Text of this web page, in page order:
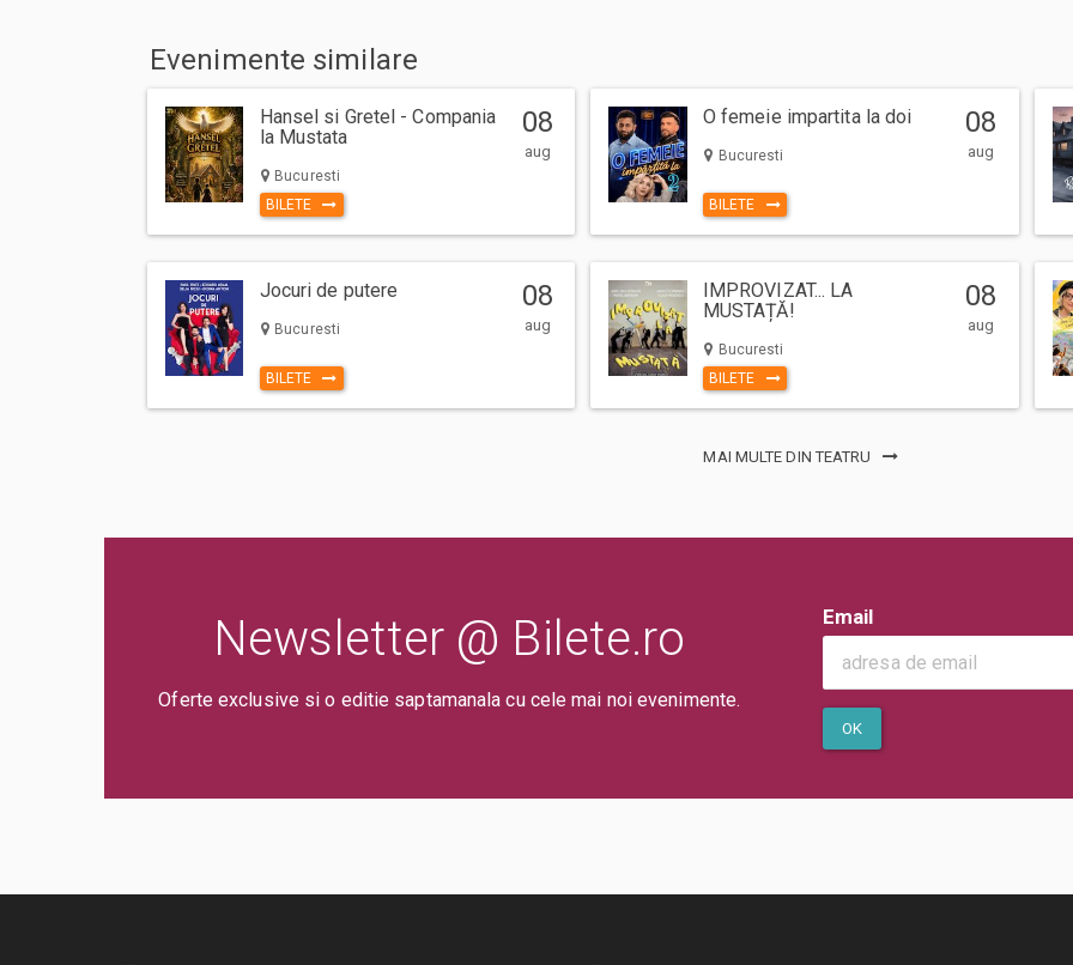
Evenimente similare
Hansel si Gretel - Compania
la Mustata
Bucuresti
BILETE
08
aug
O femeie impartita la doi
Bucuresti
BILETE
08
aug
Jocuri de putere
Bucuresti
BILETE
08
aug
IMPROVIZAT... LA
MUSTAȚĂ!
Bucuresti
BILETE
08
aug
MAI MULTE DIN TEATRU
Newsletter @ Bilete.ro
Oferte exclusive si o editie saptamanala cu cele mai noi evenimente.
Email
OK